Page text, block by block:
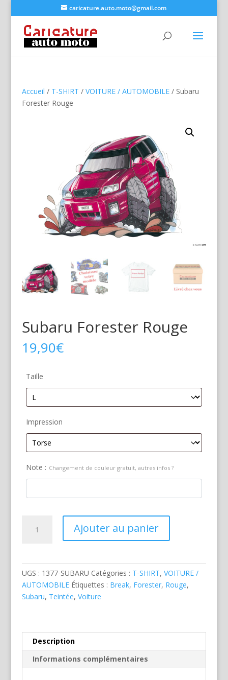
caricature.auto.moto@gmail.com
Accueil / T-SHIRT / VOITURE / AUTOMOBILE/ Subaru
Forester Rouge
Subaru Forester Rouge
19,90€
Taille
Impression
Note : Changement de couleur gratuit, autres infos ?
Ajouter au panier
UGS : 1377-SUBARU Catégories : T-SHIRT, VOITURE /
AUTOMOBILE Étiquettes : Break, Forester, Rouge,
Subaru, Teintée, Voiture
Description
Informations complémentaires